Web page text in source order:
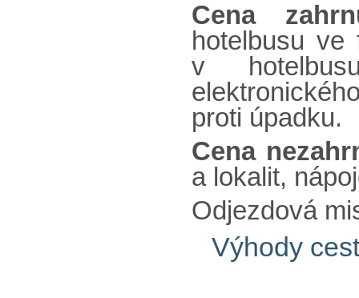
Cena
hotelbusu
v
proti úpadku.
Cena
a lokalit,
Odjezdová
Výhody